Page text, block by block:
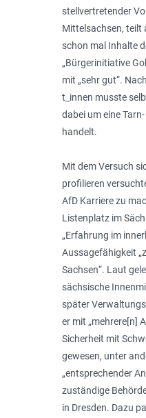
stellvertretender
Mittelsachsen, teilt
schon mal Inhalte
„Bürgerinitiative
mit „sehr gut“.
t_innen musste
dabei um eine
handelt.
Mit dem Versuch
profilieren
AfD Karriere zu
Listenplatz im
„Erfahrung im
Aussagefähigkeit „
Sachsen“. Laut
sächsische
später
er mit „mehrere[n]
Sicherheit mit
gewesen, unter
„entsprechender
zuständige
in Dresden. Dazu